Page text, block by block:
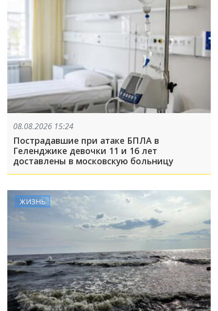
08.08.2026 15:24
Пострадавшие при атаке БПЛА в
Геленджике девочки 11 и 16 лет
доставлены в московскую больницу
ЖИЗНЬ